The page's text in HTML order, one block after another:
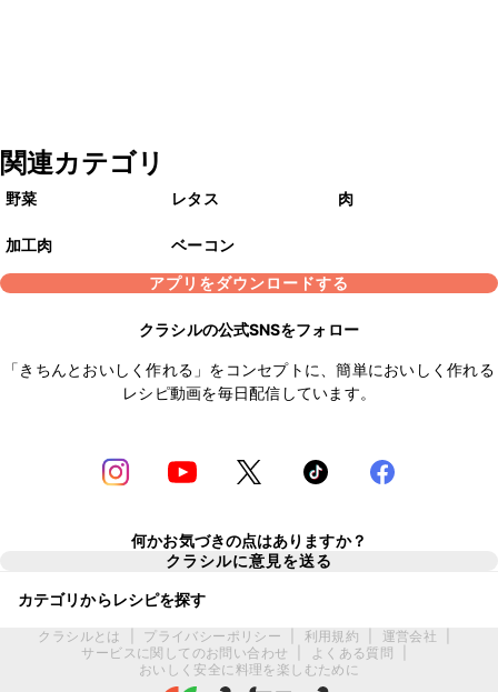
関連カテゴリ
野菜 レタス 肉
加工肉
ベーコン
アプリをダウンロードする
クラシルの公式SNSをフォロー
「きちんとおいしく作れる」をコンセプトに、簡単においしく作れる
レシピ動画を毎日配信しています。
何かお気づきの点はありますか？
クラシルに意見を送る
カテゴリからレシピを探す
クラシルとは プライバシーポリシー 利用規約 運営会社
サービスに関してのお問い合わせ
よくある質問
おいしく安全に料理を楽しむために